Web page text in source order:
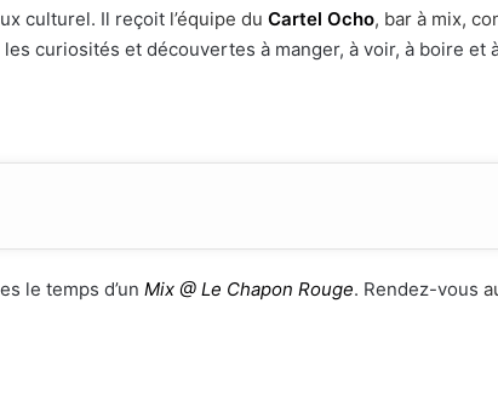
culturel. Il reçoit l’équipe du Cartel Ocho, bar à mix,
curiosités et découvertes à manger, à voir, à boire
le temps d’un Mix @ Le Chapon Rouge. Rendez-vous